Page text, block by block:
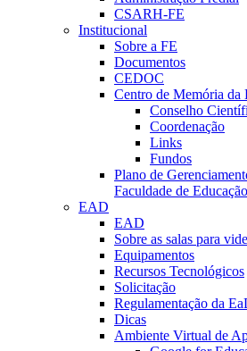
CSARH-FE
Institucional
Sobre a FE
Documentos
CEDOC
Centro de Memória da
Conselho
Coordenação
Links
Fundos
Plano de
Faculdade de Educação
EAD
EAD
Sobre as salas para
Equipamentos
Recursos Tecnológicos
Solicitação
Regulamentação da
Dicas
Ambiente Virtual de